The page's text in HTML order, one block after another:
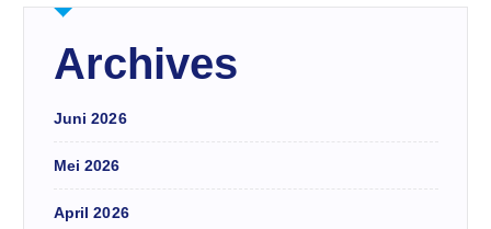
Archives
Juni 2026
Mei 2026
April 2026